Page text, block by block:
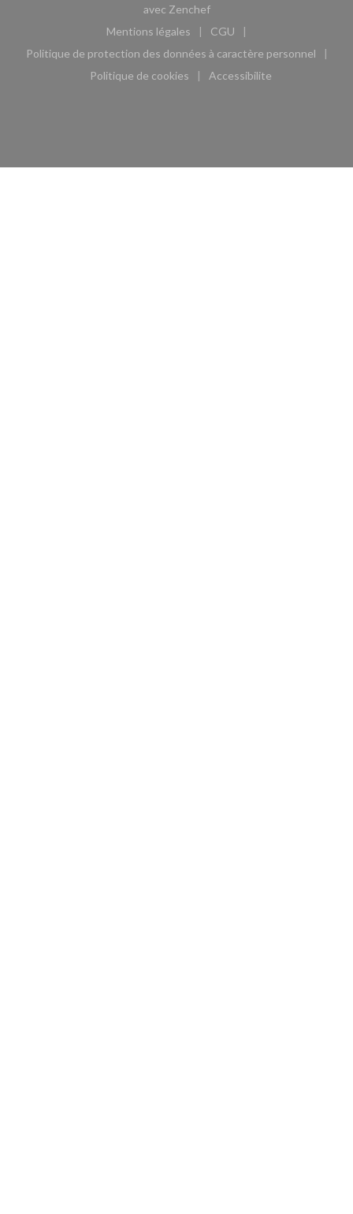
avec Zenchef((ouvre une nouvelle
Mentions légales
((ouvre une nouvelle fenêtre))
CGU
((ouvre une nouvelle
Politique de protection des données à caractère personnel
((ouvre une nouvelle fenêtre))
Politique de cookies
((ouvre une nouvelle fenêtre))
Accessibilite